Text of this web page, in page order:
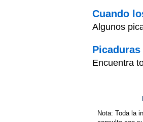
Cuando
Algunos
Encuentra
Nota: Toda la